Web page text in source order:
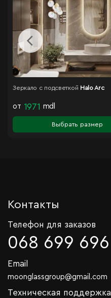
Зеркало с подсветкой Halo Arc
от 1971 mdl
Выбрать размер
Контакты
Телефон для заказов
068 699 696
Email
moonglassgroup@gmail.com
Техническая поддержка